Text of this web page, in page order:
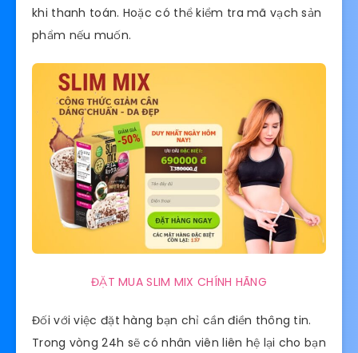
khi thanh toán. Hoặc có thể kiểm tra mã vạch sản
phẩm nếu muốn.
ĐẶT MUA SLIM MIX CHÍNH HÃNG
Đối với việc đặt hàng bạn chỉ cần điền thông tin.
Trong vòng 24h sẽ có nhân viên liên hệ lại cho bạn